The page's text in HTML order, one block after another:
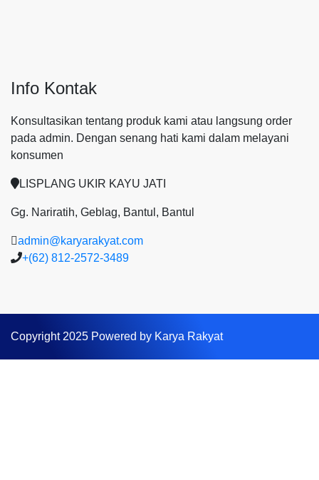
Info Kontak
Konsultasikan tentang produk kami atau langsung order
pada admin. Dengan senang hati kami dalam melayani
konsumen
LISPLANG UKIR KAYU JATI
Gg. Nariratih, Geblag, Bantul, Bantul
admin@karyarakyat.com
+(62) 812-2572-3489
Copyright 2025 Powered by Karya Rakyat